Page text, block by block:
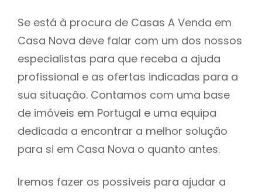
Se está à procura de Casas A Venda em
Casa Nova deve falar com um dos nossos
especialistas para que receba a ajuda
profissional e as ofertas indicadas para a
sua situação. Contamos com uma base
de imóveis em Portugal e uma equipa
dedicada a encontrar a melhor solução
para si em Casa Nova o quanto antes.
Iremos fazer os possiveis para ajudar a